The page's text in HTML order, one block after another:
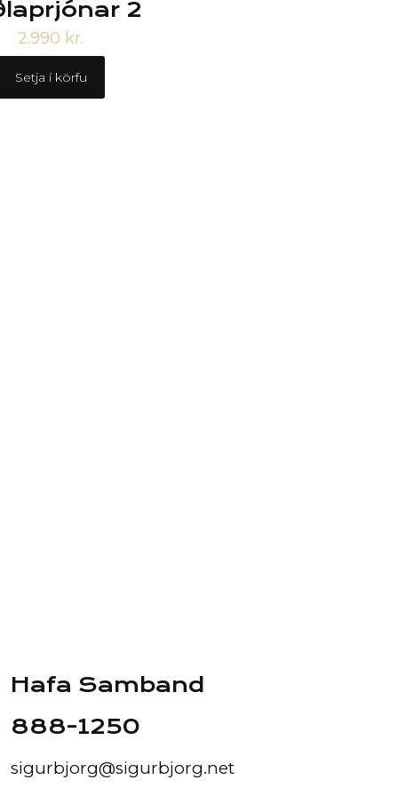
2
2.990 kr.
Setja í körfu
Hafa Samband
888-1250
sigurbjorg@sigurbjorg.net